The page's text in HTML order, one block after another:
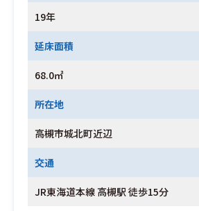
19年
延床面積
68.0㎡
所在地
高槻市城北町近辺
交通
JR東海道本線 高槻駅 徒歩15分